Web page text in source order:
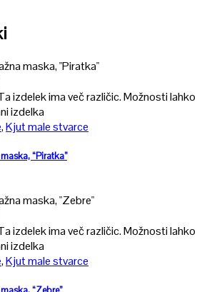
izdelek ima več različic. Možnosti lahko
izdelka
,Kjut male stvarce
“Piratka”
izdelek ima več različic. Možnosti lahko
izdelka
,Kjut male stvarce